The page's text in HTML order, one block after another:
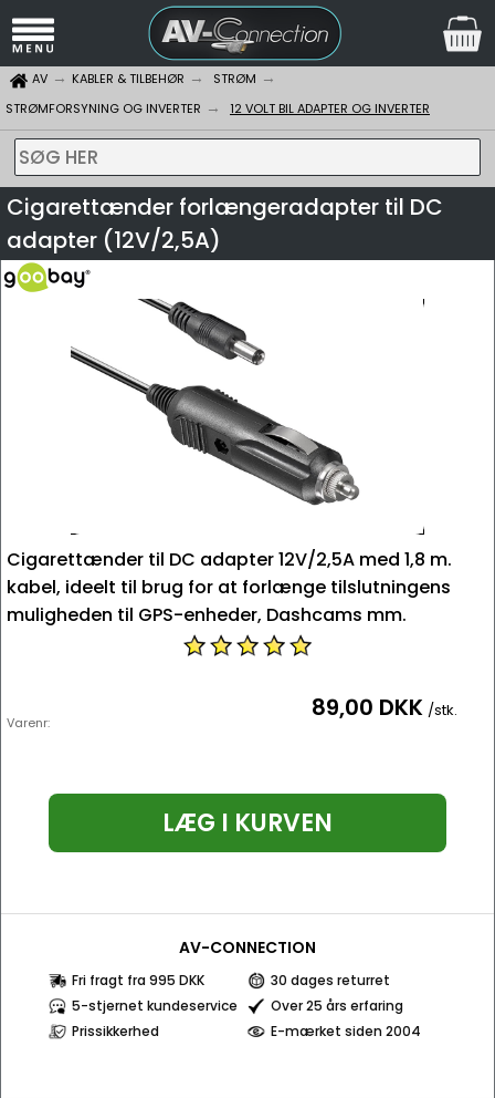
AV KABLER & TILBEHØR
STRØM
STRØMFORSYNING OG INVERTER
12 VOLT BIL ADAPTER OG INVERTER
SØG HER
Cigarettænder forlængeradapter til DC
adapter (12V/2,5A)
Cigarettænder til DC adapter 12V/2,5A med 1,8 m.
kabel, ideelt til brug for at forlænge tilslutningens
muligheden til GPS-enheder, Dashcams mm.
Varenr: 89,00 DKK /stk.
LÆG I KURVEN
AV-CONNECTION
Fri fragt fra 995 DKK
30 dages returret
5-stjernet kundeservice
Over 25 års erfaring
Prissikkerhed
E-mærket siden 2004